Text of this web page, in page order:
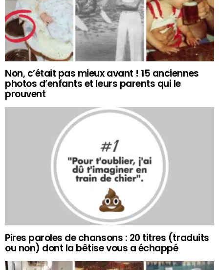
Non, c’était pas mieux avant ! 15 anciennes
photos d’enfants et leurs parents qui le
prouvent
Pires paroles de chansons : 20 titres (traduits
ou non) dont la bêtise vous a échappé